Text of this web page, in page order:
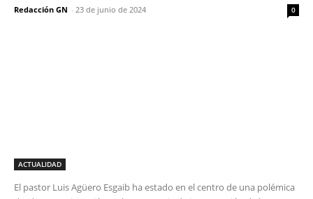
Redacción GN - 23 de junio de 2024 0
ACTUALIDAD
El pastor Luis Agüero Esgaib ha estado en el centro de una polémica